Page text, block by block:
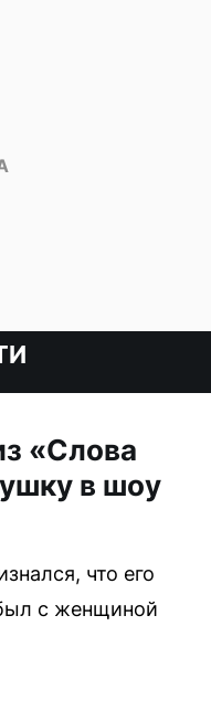
«Слова
в шоу
что его
с женщиной